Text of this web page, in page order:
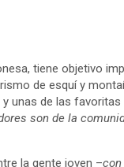
tiene objetivo
de esquí y
unas de las favoritas
son de la
la gente joven –